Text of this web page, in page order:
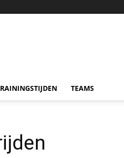
TEAMS